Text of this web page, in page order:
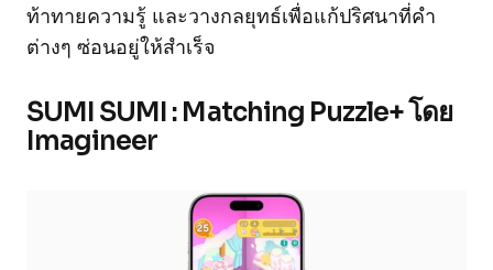
ท้าทายความรู้ และวางกลยุทธ์เพื่อแก้ปริศนาที่คำ
ต่างๆ ซ่อนอยู่ให้สำเร็จ
SUMI SUMI : Matching Puzzle+ โดย
Imagineer